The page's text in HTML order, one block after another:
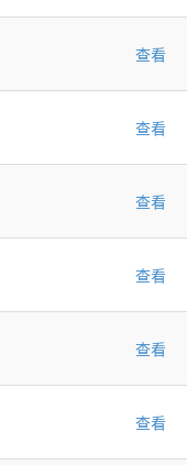
查看
查看
查看
查看
查看
查看